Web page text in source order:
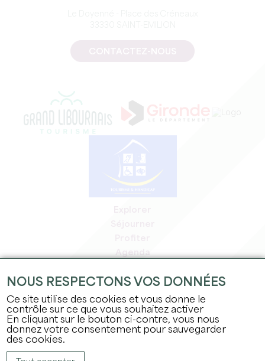
Agenda
Espace adhérents
Espace presse
Emplois & stages
Mentions légales
NOUS RESPECTONS VOS DONNÉES
Ce site utilise des cookies et vous donne le
contrôle sur ce que vous souhaitez activer
En cliquant sur le bouton ci-contre, vous nous
donnez votre consentement pour sauvegarder
des cookies.